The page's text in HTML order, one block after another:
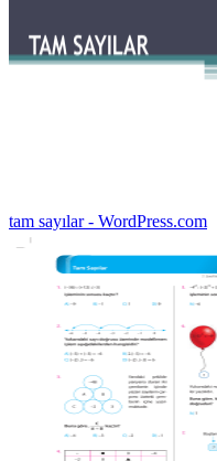
tam sayılar - WordPress.com